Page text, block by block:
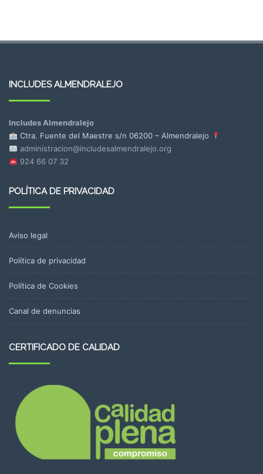
INCLUDES ALMENDRALEJO
Includes Almendralejo
Ctra. Fuente del Maestre s/n 06200 – Almendralejo
administracion@includesalmendralejo.org
924 66 07 32
POLÍTICA DE PRIVACIDAD
Aviso legal
Política de privacidad
Política de Cookies
Canal de denuncias
CERTIFICADO DE CALIDAD